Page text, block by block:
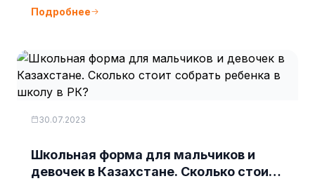
Подробнее
30.07.2023
Школьная форма для мальчиков и
девочек в Казахстане. Сколько стоит